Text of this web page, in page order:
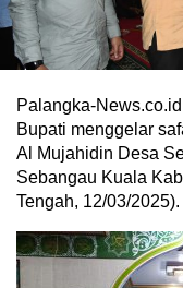
Palangka-
Bupati menggelar
Al Mujahidin Desa
Sebangau Kuala
Tengah, 12/03/2025).